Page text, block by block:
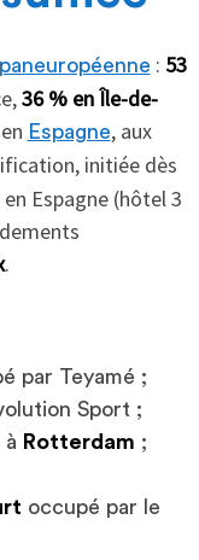
: 53
36 % en Île-de-
Espagne, aux
initiée dès
Espagne (hôtel 3
.
par Teyamé ;
Sport ;
à Rotterdam ;
occupé par le